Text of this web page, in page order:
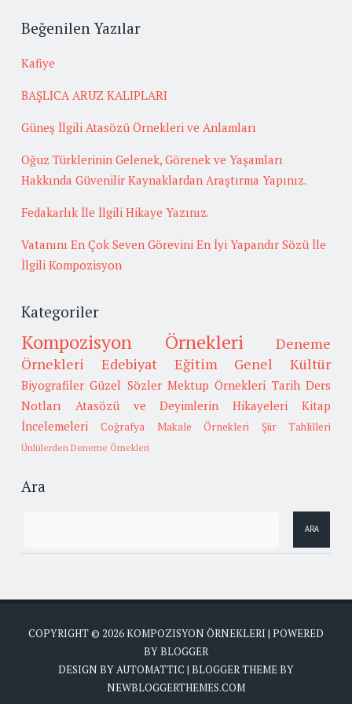
Beğenilen Yazılar
Kafiye
BAŞLICA ARUZ KALIPLARI
Güneş İlgili Atasözü Örnekleri ve Anlamları
Oğuz Türklerinin Gelenek, Görenek ve Yaşamları
Hakkında Güvenilir Kaynaklardan Araştırma Yapınız.
Fedakarlık İle İlgili Hikaye Yazınız.
Vatanını En Çok Seven Görevini En İyi Yapandır Sözü İle
İlgili Kompozisyon
Kategoriler
Kompozisyon Örnekleri
Deneme
Örnekleri
Edebiyat Eğitim Genel Kültür
Biyografiler Güzel Sözler Mektup Örnekleri Tarih Ders
Notları
Atasözü ve Deyimlerin Hikayeleri
Kitap
İncelemeleri
Coğrafya Makale Örnekleri Şiir Tahlilleri
Ünlülerden Deneme Örnekleri
Ara
COPYRIGHT © 2026KOMPOZISYON ÖRNEKLERI | POWERED
BYBLOGGER
DESIGN BYAUTOMATTIC | BLOGGER THEME BY
NEWBLOGGERTHEMES.COM